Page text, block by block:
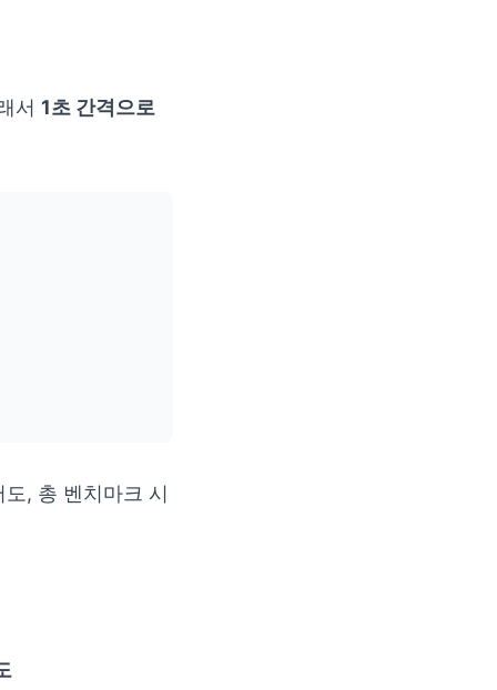
서 1초 간격으로
, 총 벤치마크 시